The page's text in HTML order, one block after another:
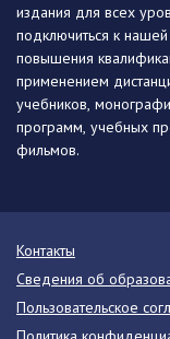
издания для всех
подключиться к
повышения
применением
учебников,
программ, учебных
фильмов.
Контакты
Сведения об
Пользовательское